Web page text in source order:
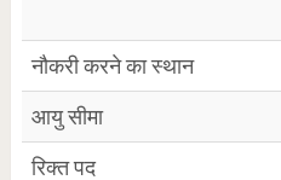
नौकरी करने का स्थान
आयु सीमा
रिक्त पद